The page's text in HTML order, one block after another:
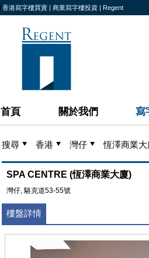
香港寫字樓買賣 | 商業寫字樓投資 | Regent
首頁 關於我們 寫
搜尋 香港 灣仔 恆澤商業大
SPA CENTRE (恆澤商業大廈)
灣仔, 駱克道53-55號
樓盤詳情